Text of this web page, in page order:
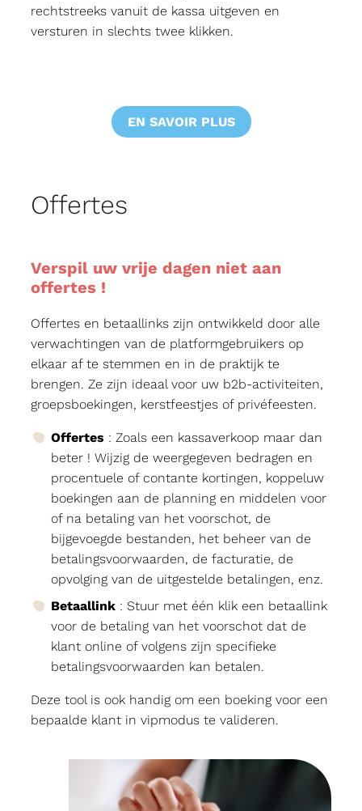
rechtstreeks vanuit de kassa uitgeven en
versturen in slechts twee klikken.
EN SAVOIR PLUS
Offertes
Verspil uw vrije dagen niet aan
offertes !
Offertes en betaallinks zijn ontwikkeld door alle
verwachtingen van de platformgebruikers op
elkaar af te stemmen en in de praktijk te
brengen. Ze zijn ideaal voor uw b2b-activiteiten,
groepsboekingen, kerstfeestjes of privéfeesten.
Offertes : Zoals een kassaverkoop maar dan
beter ! Wijzig de weergegeven bedragen en
procentuele of contante kortingen, koppeluw
boekingen aan de planning en middelen voor
of na betaling van het voorschot, de
bijgevoegde bestanden, het beheer van de
betalingsvoorwaarden, de facturatie, de
opvolging van de uitgestelde betalingen, enz.
Betaallink : Stuur met één klik een betaallink
voor de betaling van het voorschot dat de
klant online of volgens zijn specifieke
betalingsvoorwaarden kan betalen.
Deze tool is ook handig om een boeking voor een
bepaalde klant in vipmodus te valideren.